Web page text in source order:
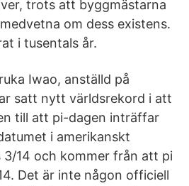
trots att byggmästarna
om dess existens.
i tusentals år.
Iwao, anställd på
satt nytt världsrekord i att
till att pi-dagen inträffar
i amerikanskt
14 och kommer från att pi
Det är inte någon officiell